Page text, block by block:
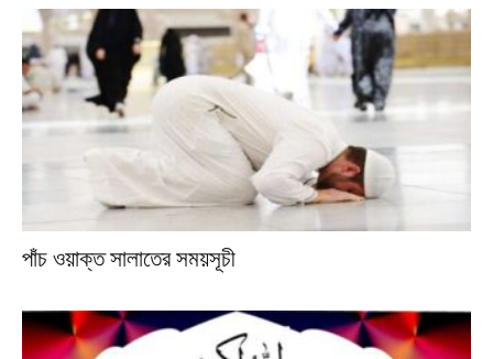
পাঁচ ওয়াক্ত সালাতের সময়সূচী